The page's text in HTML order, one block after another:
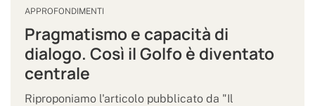
APPROFONDIMENTI
Pragmatismo e capacità di
dialogo. Così il Golfo è diventato
centrale
Riproponiamo l'articolo pubblicato da "Il